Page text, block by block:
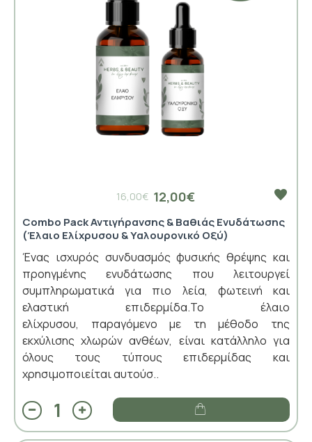
12,00€
16,00€
Combo Pack Αντιγήρανσης & Βαθιάς Ενυδάτωσης
(Έλαιο Ελίχρυσου & Υαλουρονικό Οξύ)
Ένας ισχυρός συνδυασμός φυσικής θρέψης και
προηγμένης ενυδάτωσης που λειτουργεί
συμπληρωματικά για πιο λεία, φωτεινή και
ελαστική επιδερμίδα.Το έλαιο
ελίχρυσου, παραγόμενο με τη μέθοδο της
εκχύλισης χλωρών ανθέων, είναι κατάλληλο για
όλους τους τύπους επιδερμίδας και
χρησιμοποιείται αυτούσ..